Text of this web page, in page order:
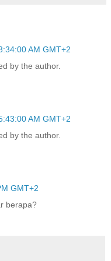
AM GMT+2
by the author.
AM GMT+2
by the author.
GMT+2
berapa?